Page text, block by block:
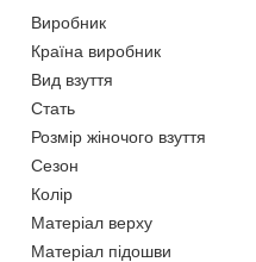
Виробник
Країна виробник
Вид взуття
Стать
Розмір жіночого взуття
Сезон
Колір
Матеріал верху
Матеріал підошви